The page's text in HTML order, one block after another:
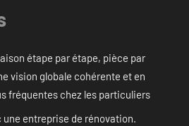
étape par étape, pièce par
vision globale cohérente et en
fréquentes chez les particuliers
entreprise de rénovation.